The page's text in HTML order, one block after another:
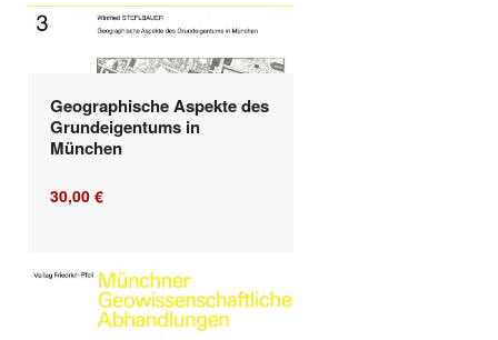
Geographische Aspekte des
Grundeigentums in
München
30,00 €